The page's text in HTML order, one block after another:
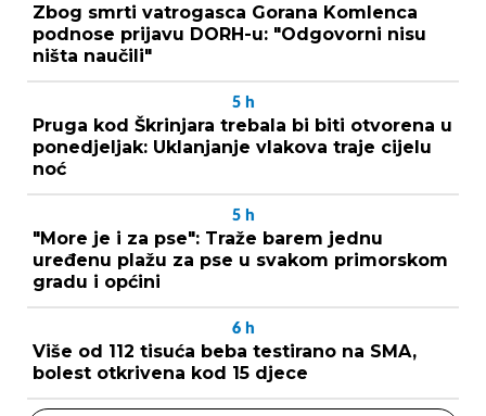
Zbog smrti vatrogasca Gorana Komlenca
podnose prijavu DORH-u: "Odgovorni nisu
ništa naučili"
5 h
Pruga kod Škrinjara trebala bi biti otvorena u
ponedjeljak: Uklanjanje vlakova traje cijelu
noć
5 h
"More je i za pse": Traže barem jednu
uređenu plažu za pse u svakom primorskom
gradu i općini
6 h
Više od 112 tisuća beba testirano na SMA,
bolest otkrivena kod 15 djece